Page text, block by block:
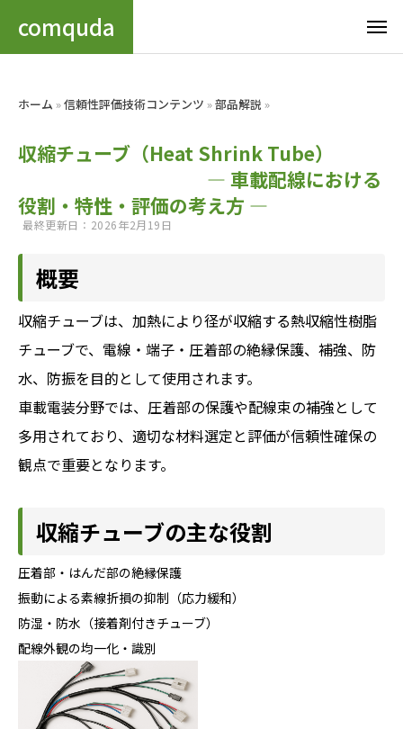
comquda
ホーム »信頼性評価技術コンテンツ »部品解説 »
収縮チューブ（Heat Shrink Tube）
― 車載配線における
役割・特性・評価の考え方 ―
最終更新日：2026年2月19日
概要
収縮チューブは、加熱により径が収縮する熱収縮性樹脂
チューブで、電線・端子・圧着部の絶縁保護、補強、防
水、防振を目的として使用されます。
車載電装分野では、圧着部の保護や配線束の補強として
多用されており、適切な材料選定と評価が信頼性確保の
観点で重要となります。
収縮チューブの主な役割
圧着部・はんだ部の絶縁保護
振動による素線折損の抑制（応力緩和）
防湿・防水（接着剤付きチューブ）
配線外観の均一化・識別